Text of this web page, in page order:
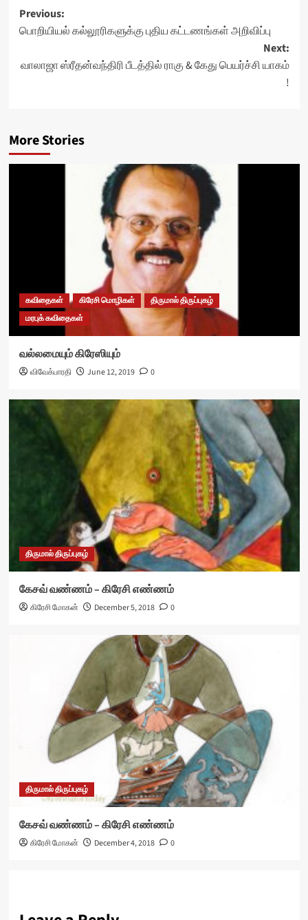
Post
navigation
Previous:
பொறியியல் கல்லூரிகளுக்கு புதிய கட்டணங்கள் அறிவிப்பு
Next:
வாலாஜா ஸ்ரீதன்வந்திரி பீடத்தில் ராகு & கேது பெயர்ச்சி யாகம்
!
More Stories
கவிதைகள் கிரேசி மொழிகள்
திருமால் திருப்புகழ்
மரபுக் கவிதைகள்
வல்லமையும் கிரேஸியும்
விவேக்பாரதி June 12, 2019 0
திருமால் திருப்புகழ்
கேசவ் வண்ணம் – கிரேசி எண்ணம்
கிரேசி மோகன் December 5, 2018 0
திருமால் திருப்புகழ்
கேசவ் வண்ணம் – கிரேசி எண்ணம்
கிரேசி மோகன் December 4, 2018 0